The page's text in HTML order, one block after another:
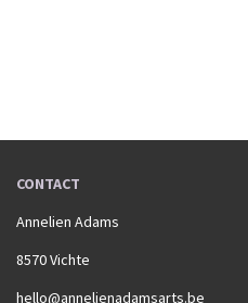
CONTACT
Annelien Adams
8570 Vichte
hello@annelienadamsarts.be